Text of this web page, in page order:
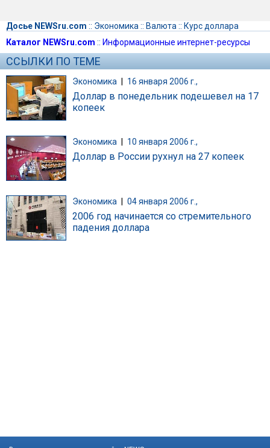
Досье NEWSru.com :: Экономика :: Валюта :: Курс доллара
Каталог NEWSru.com :: Информационные интернет-ресурсы
ССЫЛКИ ПО ТЕМЕ
Экономика | 16 января 2006 г.,
Доллар в понедельник подешевел на 17
копеек
Экономика 10 января 2006 г.,
Доллар в России рухнул на 27 копеек
Экономика 04 января 2006 г.,
2006 год начинается со стремительного
падения доллара